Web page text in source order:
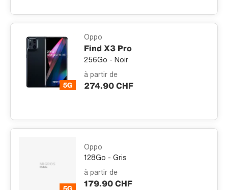
Oppo
Find X3 Pro
256Go - Noir
à partir de
274.90 CHF
Oppo
128Go - Gris
à partir de
179.90 CHF